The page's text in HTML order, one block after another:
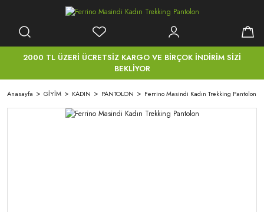
2000 TL ÜZERİ ÜCRETSİZ KARGO VE BİRÇOK İNDİRİM SİZİ
BEKLİYOR
Anasayfa GİYİM KADIN PANTOLON Ferrino Masindi Kadın Trekking Pantolon